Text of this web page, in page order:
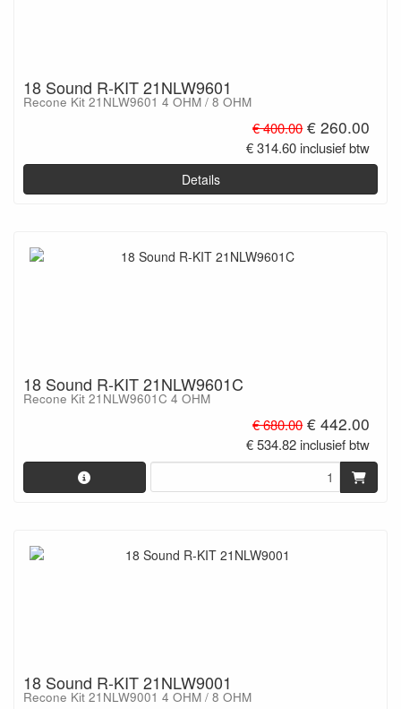
18 Sound R-KIT 21NLW9601
Recone Kit 21NLW9601 4 OHM / 8 OHM
€ 400.00 € 260.00
€ 314.60 inclusief btw
Details
18 Sound R-KIT 21NLW9601C
Recone Kit 21NLW9601C 4 OHM
€ 680.00 € 442.00
€ 534.82 inclusief btw
18 Sound R-KIT 21NLW9001
Recone Kit 21NLW9001 4 OHM / 8 OHM